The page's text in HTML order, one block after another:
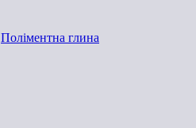
Поліментна глина